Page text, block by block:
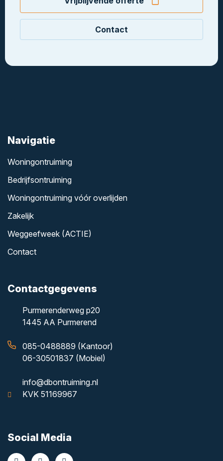
Contact
Navigatie
Woningontruiming
Bedrijfsontruiming
Woningontruiming vóór overlijden
Zakelijk
Weggeefweek (ACTIE)
Contact
Contactgegevens
Purmerenderweg p20
1445 AA Purmerend
085-0488889 (Kantoor)
06-30501837 (Mobiel)
info@dbontruiming.nl
KVK 51169967
Social Media